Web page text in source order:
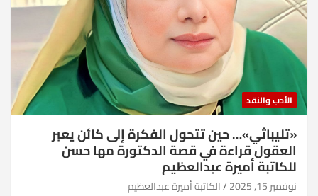
الأدب والنقد
«تليباثي»… حين تتحول الفكرة إلى كائن يعبر
العقول قراءة في قصة الدكتورة مها حسن
للكاتبة أميرة عبدالعظيم
نوفمبر 15, 2025 الكاتبة أميرة عبدالعظيم